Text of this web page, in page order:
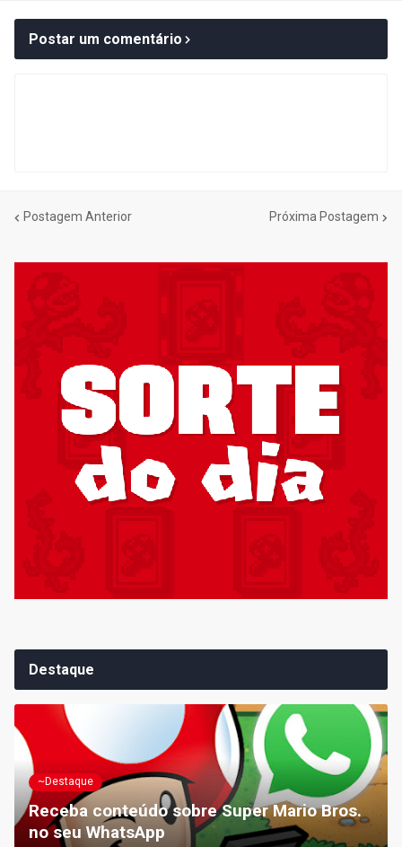
Postar um comentário
Postagem Anterior Próxima Postagem
Destaque
~Destaque
Receba conteúdo sobre Super Mario Bros.
no seu WhatsApp